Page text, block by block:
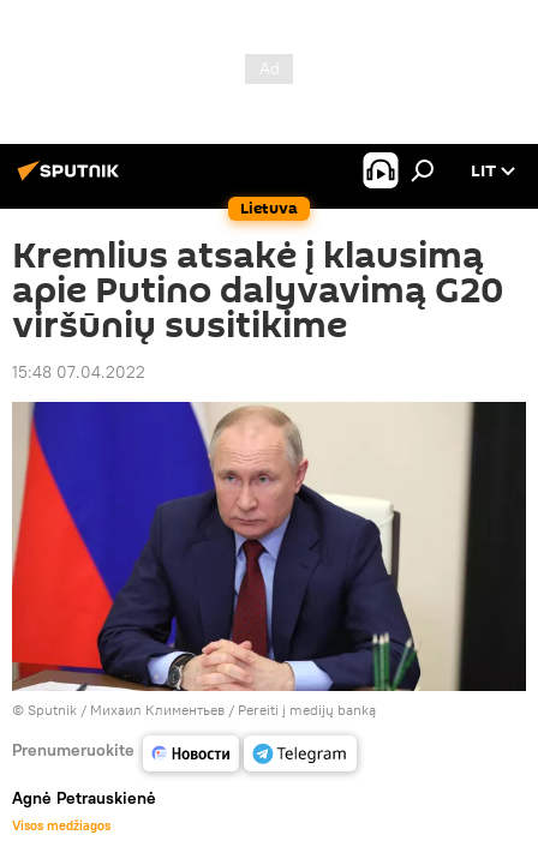
Lietuva
LIT
Kremlius atsakė į klausimą
apie Putino dalyvavimą G20
viršūnių susitikime
15:48 07.04.2022
© Sputnik / Михаил Климентьев / Pereiti į medijų banką
Prenumeruokite
Agnė Petrauskienė
Visos medžiagos